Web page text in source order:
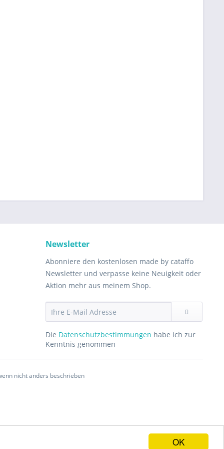
OK
Newsletter
Abonniere den kostenlosen made by cataffo
Newsletter und verpasse keine Neuigkeit oder
Aktion mehr aus meinem Shop.
Die Datenschutzbestimmungen habe ich zur
Kenntnis genommen
nicht anders beschrieben